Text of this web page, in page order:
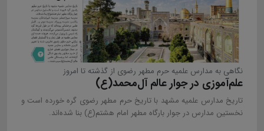
نگاهی به مدارس علمیه حرم مطهر رضوی از گذشته تا امروز
علم‌آموزی در جوار عالم آل‌محمد(ع)
تاریخ مدارس علمیه مشهد با تاریخ حرم مطهر رضوی گره خورده است و
نخستین مدارس در جوار بارگاه مطهر امام هشتم(ع) بنا شده‌اند.